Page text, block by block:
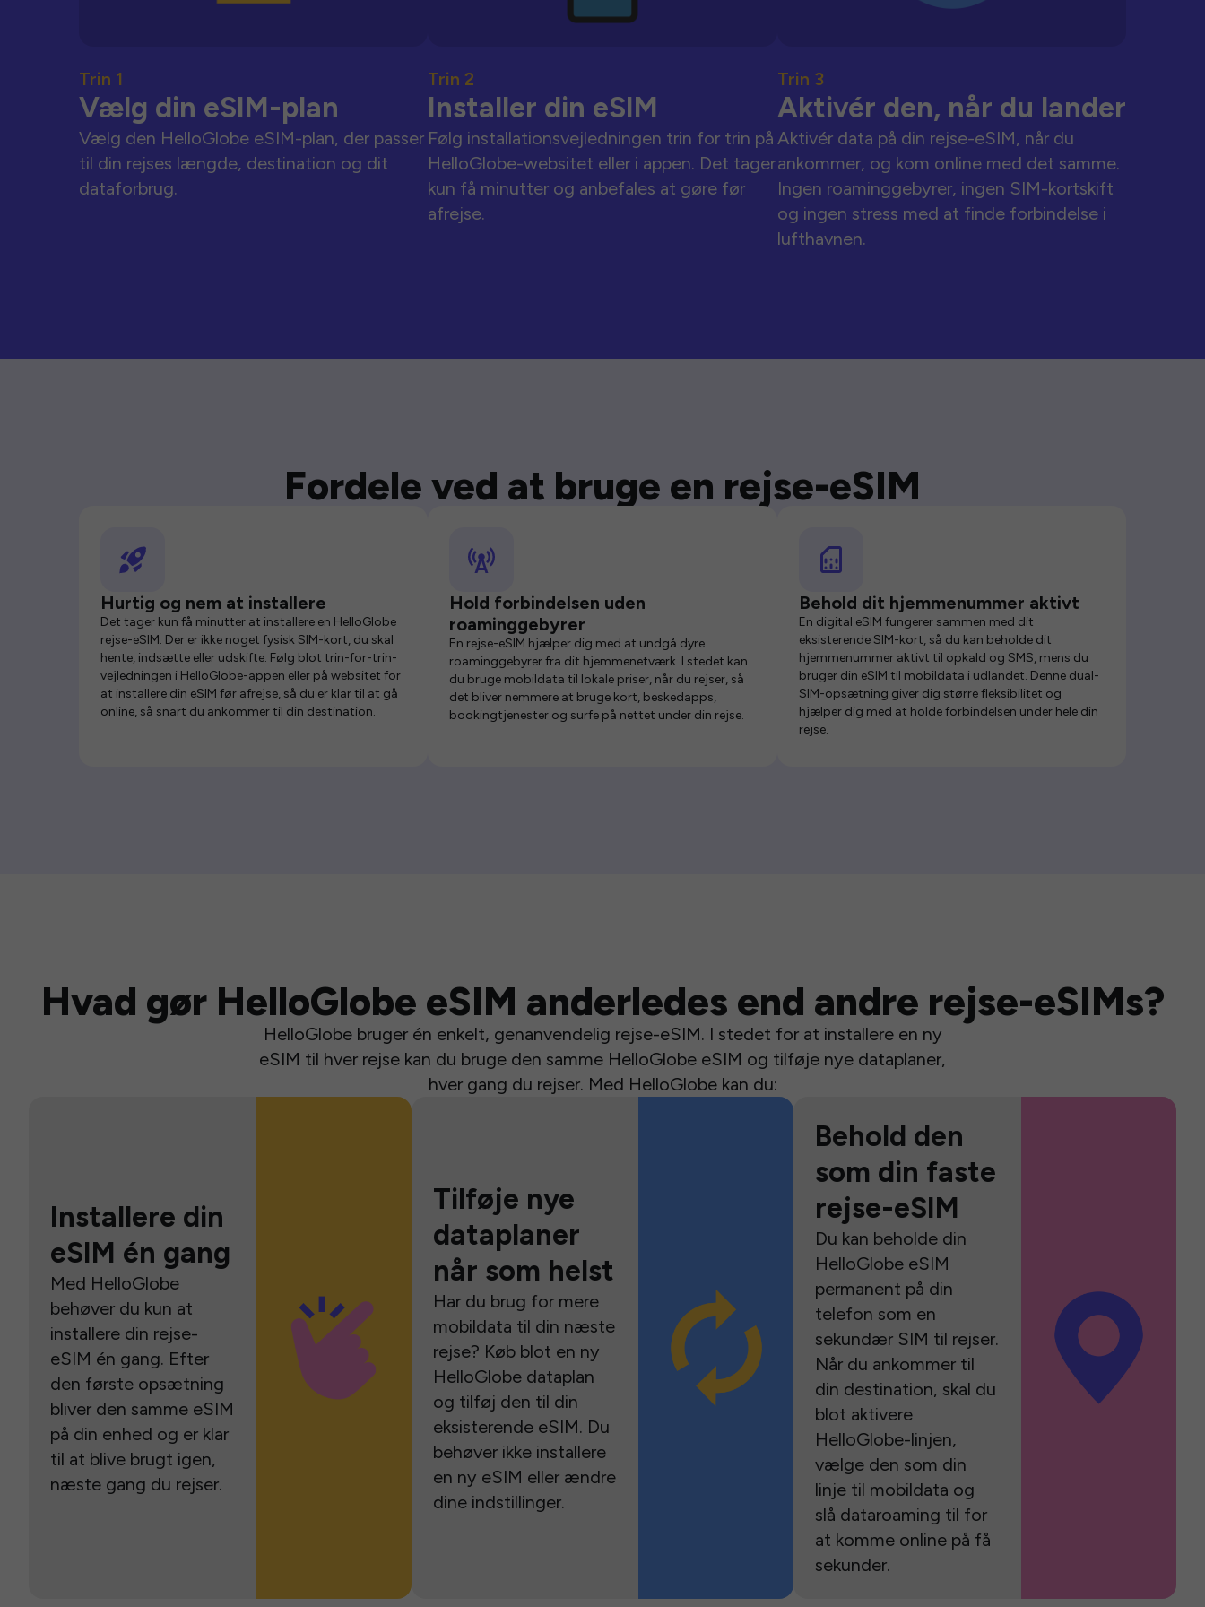
Trin 1
Vælg din eSIM-plan
Vælg den HelloGlobe eSIM-plan, der passer
til din rejses længde, destination og dit
dataforbrug.
Trin 2
Installer din eSIM
Følg installationsvejledningen trin for trin på
HelloGlobe-websitet eller i appen. Det tager
kun få minutter og anbefales at gøre før
afrejse.
Trin 3
Aktivér den, når du lander
Aktivér data på din rejse-eSIM, når du
ankommer, og kom online med det samme.
Ingen roaminggebyrer, ingen SIM-kortskift
og ingen stress med at finde forbindelse i
lufthavnen.
Fordele ved at bruge en rejse-eSIM
Hurtig og nem at installere
Det tager kun få minutter at installere en HelloGlobe
rejse-eSIM. Der er ikke noget fysisk SIM-kort, du skal
hente, indsætte eller udskifte. Følg blot trin-for-trin-
vejledningen i HelloGlobe-appen eller på websitet for
at installere din eSIM før afrejse, så du er klar til at gå
online, så snart du ankommer til din destination.
Hold forbindelsen uden
roaminggebyrer
En rejse-eSIM hjælper dig med at undgå dyre
roaminggebyrer fra dit hjemmenetværk. I stedet kan
du bruge mobildata til lokale priser, når du rejser, så
det bliver nemmere at bruge kort, beskedapps,
bookingtjenester og surfe på nettet under din rejse.
Behold dit hjemmenummer aktivt
En digital eSIM fungerer sammen med dit
eksisterende SIM-kort, så du kan beholde dit
hjemmenummer aktivt til opkald og SMS, mens du
bruger din eSIM til mobildata i udlandet. Denne dual-
SIM-opsætning giver dig større fleksibilitet og
hjælper dig med at holde forbindelsen under hele din
rejse.
Hvad gør HelloGlobe eSIM anderledes end andre rejse-eSIMs?
HelloGlobe bruger én enkelt, genanvendelig rejse-eSIM. I stedet for at installere en ny
eSIM til hver rejse kan du bruge den samme HelloGlobe eSIM og tilføje nye dataplaner,
hver gang du rejser. Med HelloGlobe kan du:
Installere din
eSIM én gang
Med HelloGlobe
behøver du kun at
installere din rejse-
eSIM én gang. Efter
den første opsætning
bliver den samme eSIM
på din enhed og er klar
til at blive brugt igen,
næste gang du rejser.
Tilføje nye
dataplaner
når som helst
Har du brug for mere
mobildata til din næste
rejse? Køb blot en ny
HelloGlobe dataplan
og tilføj den til din
eksisterende eSIM. Du
behøver ikke installere
en ny eSIM eller ændre
dine indstillinger.
Behold den
som din faste
rejse-eSIM
Du kan beholde din
HelloGlobe eSIM
permanent på din
telefon som en
sekundær SIM til rejser.
Når du ankommer til
din destination, skal du
blot aktivere
HelloGlobe-linjen,
vælge den som din
linje til mobildata og
slå dataroaming til for
at komme online på få
sekunder.